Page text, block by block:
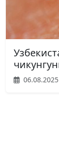
06.08.2025